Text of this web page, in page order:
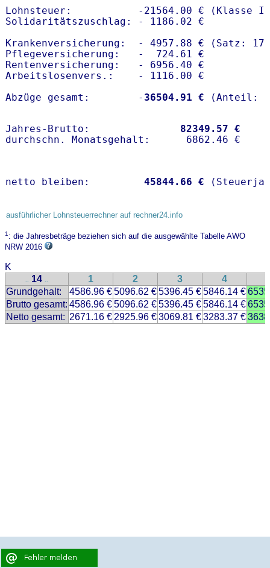
Lohnsteuer:           -21564.00 € (Klasse I)
Solidaritätszuschlag: - 1186.02 €
Krankenversicherung:  - 4957.88 € (Satz:
Pflegeversicherung:   -  724.61 €
Rentenversicherung:   - 6956.40 €
Arbeitslosenvers.:    - 1116.00 €
Abzüge gesamt:        - 36504.91 €
Jahres-Brutto: 82349.57 €
netto bleiben: 45844.66 €
ausführlicher Lohnsteuerrechner auf rechner24.info
1: die Jahresbeträge beziehen sich auf die ausgewählte Tabelle AWO
NRW 2016
K
.. 14 .. 1 2 3 4
Grundgehalt:
4586.96 €5096.62 €5396.45 €5846.14 €
Brutto gesamt: 4586.96 €5096.62 €5396.45 €5846.14 €
Netto gesamt: 2671.16 € 2925.96 €3069.81 €3283.37 €